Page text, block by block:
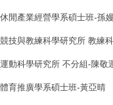
休閒產業經營學系碩士班-孫
競技與教練科學研究所 教練
運動科學研究所 不分組-陳敬
體育推廣學系碩士班-黃亞晴